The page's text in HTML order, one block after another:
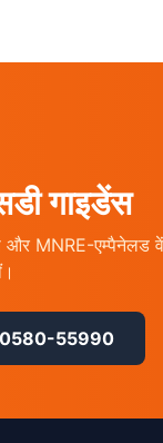
गाइडेंस
और MNRE-एम्पैनेलड
55990